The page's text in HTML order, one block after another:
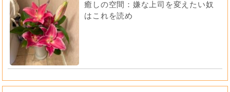
癒しの空間：嫌な上司を変えたい奴
はこれを読め